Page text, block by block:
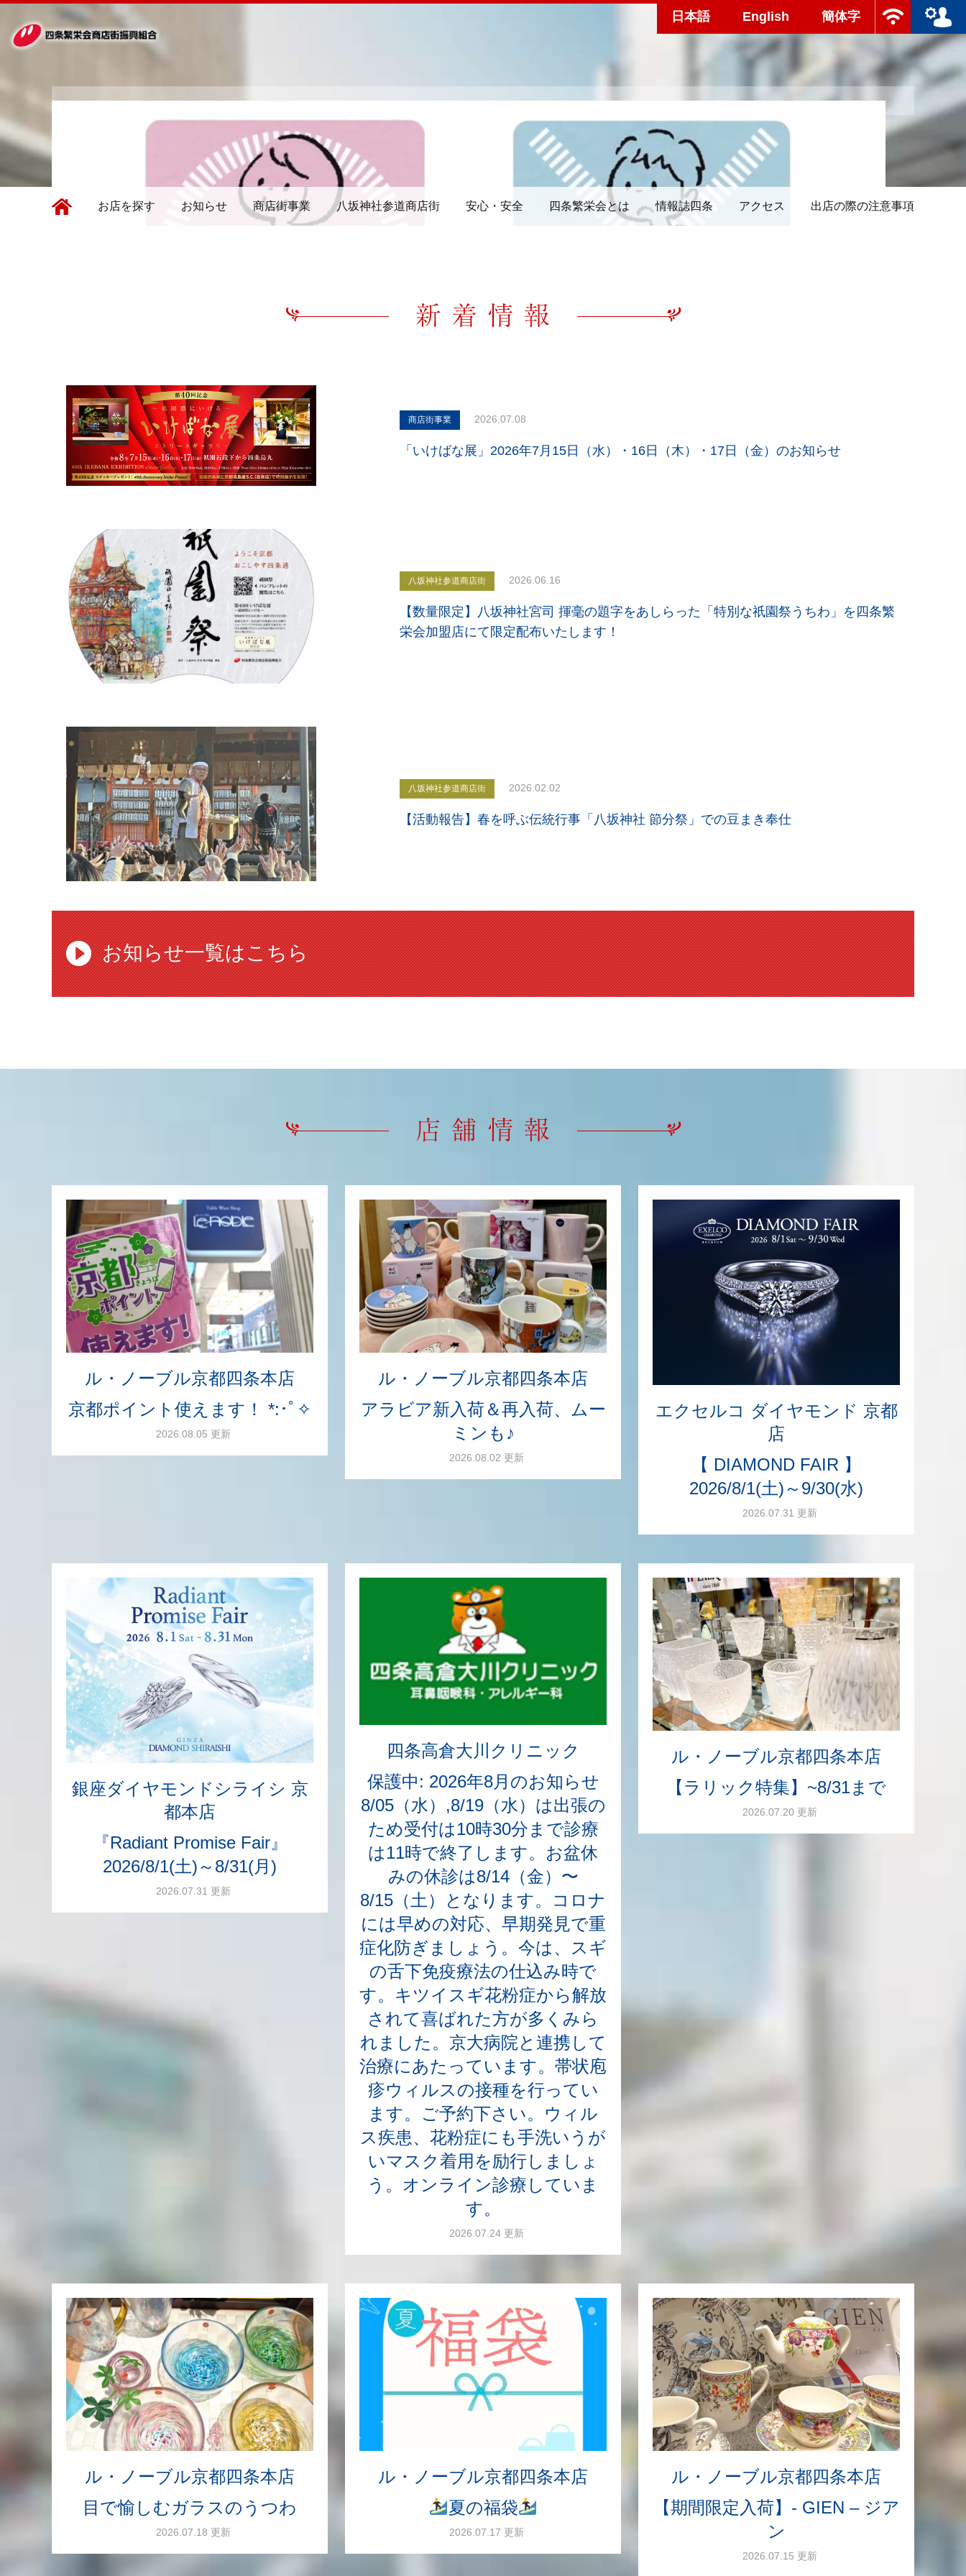
日本語 English 簡体字
お店を探す お知らせ 商店街事業 八坂神社参道商店街 安心・安全 四条繁栄会とは 情報誌四条 アクセス 出店の際の注意事項
商店街事業 2026.07.08
「いけばな展」2026年7月15日（水）・16日（木）・17日（金）のお知らせ
八坂神社参道商店街 2026.06.16
【数量限定】八坂神社宮司 揮毫の題字をあしらった「特別な祇園祭うちわ」を四条繁
栄会加盟店にて限定配布いたします！
八坂神社参道商店街 2026.02.02
【活動報告】春を呼ぶ伝統行事「八坂神社 節分祭」での豆まき奉仕
お知らせ一覧はこちら
ル・ノーブル京都四条本店
京都ポイント使えます！ *:･ﾟ✧
2026.08.05 更新
ル・ノーブル京都四条本店
アラビア新入荷＆再入荷、ムー
ミンも♪
2026.08.02 更新
エクセルコ ダイヤモンド 京都
店
【 DIAMOND FAIR 】
2026/8/1(土)～9/30(水)
2026.07.31 更新
銀座ダイヤモンドシライシ 京
都本店
『Radiant Promise Fair』
2026/8/1(土)～8/31(月)
2026.07.31 更新
四条高倉大川クリニック
保護中: 2026年8月のお知らせ
8/05（水）,8/19（水）は出張の
ため受付は10時30分まで診療
は11時で終了します。お盆休
みの休診は8/14（金）〜
8/15（土）となります。コロナ
には早めの対応、早期発見で重
症化防ぎましょう。今は、スギ
の舌下免疫療法の仕込み時で
す。キツイスギ花粉症から解放
されて喜ばれた方が多くみら
れました。京大病院と連携して
治療にあたっています。帯状庖
疹ウィルスの接種を行ってい
ます。ご予約下さい。ウィル
ス疾患、花粉症にも手洗いうが
いマスク着用を励行しましょ
う。オンライン診療していま
す。
2026.07.24 更新
ル・ノーブル京都四条本店
【ラリック特集】~8/31まで
2026.07.20 更新
ル・ノーブル京都四条本店
目で愉しむガラスのうつわ
2026.07.18 更新
ル・ノーブル京都四条本店
夏の福袋
2026.07.17 更新
ル・ノーブル京都四条本店
【期間限定入荷】- GIEN – ジア
ン
2026.07.15 更新